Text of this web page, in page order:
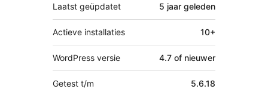
Laatst geüpdatet 5 jaar geleden
Actieve installaties 10+
WordPress versie 4.7 of nieuwer
Getest t/m 5.6.18